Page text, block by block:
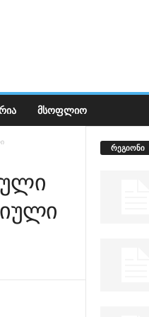
ᲛᲡᲝᲤᲚᲘᲝ
რეგიონი